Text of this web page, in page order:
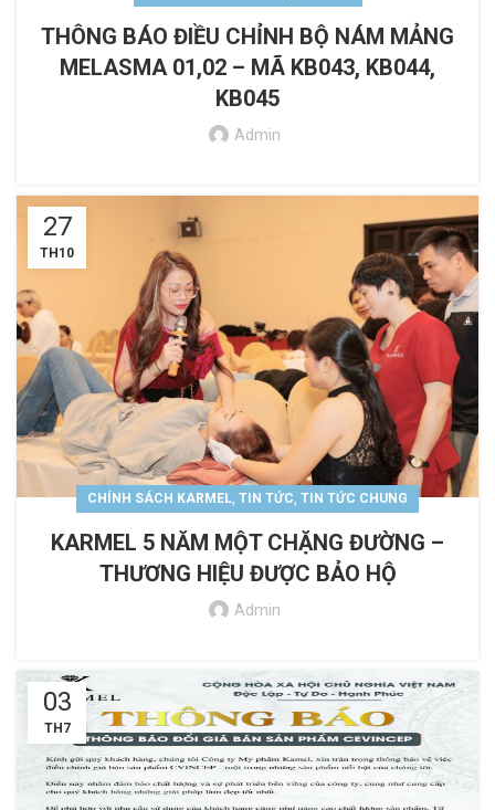
THÔNG BÁO ĐIỀU CHỈNH BỘ NÁM MẢNG
MELASMA 01,02 – MÃ KB043, KB044,
KB045
Admin
27
TH10
CHÍNH SÁCH KARMEL, TIN TỨC, TIN TỨC CHUNG
KARMEL 5 NĂM MỘT CHẶNG ĐƯỜNG –
THƯƠNG HIỆU ĐƯỢC BẢO HỘ
Admin
03
TH7